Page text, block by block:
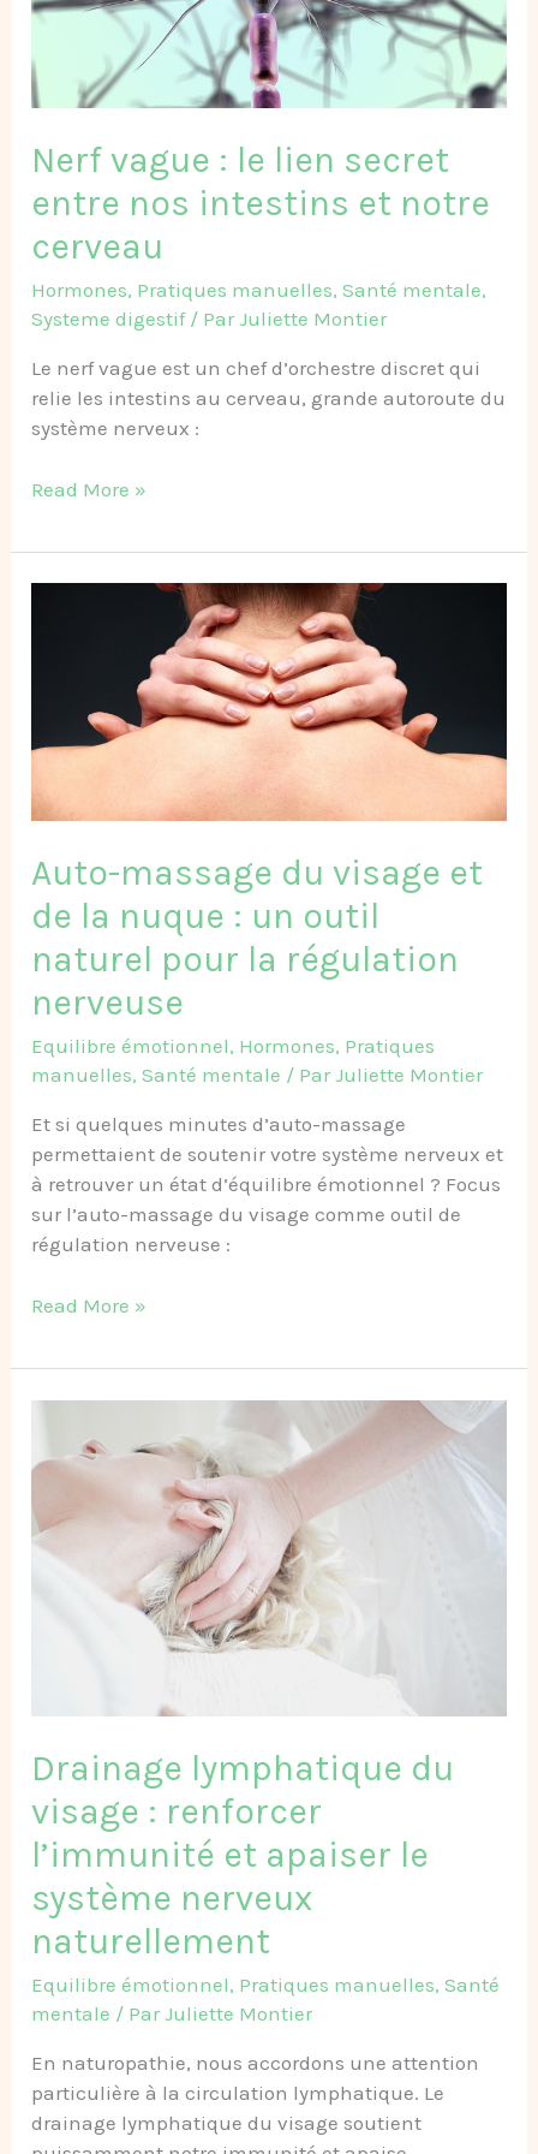
Nerf vague : le lien secret
entre nos intestins et notre
cerveau
Hormones, Pratiques manuelles,Santé mentale,
Systeme digestif/ ParJuliette Montier
Le nerf vague est un chef d’orchestre discret qui
relie les intestins au cerveau, grande autoroute du
système nerveux :
nos
intestins
notre
Read More »
Auto-massage du visage et
de la nuque : un outil
naturel pour la régulation
nerveuse
Equilibre émotionnel, Hormones, Pratiques
manuelles,Santé mentale / ParJuliette Montier
Et si quelques minutes d’auto-massage
permettaient de soutenir votre système nerveux et
à retrouver un état d’équilibre émotionnel ? Focus
sur l’auto-massage du visage comme outil de
régulation nerveuse :
de
nuque
un
outil
naturel
pour
régulation
nerveuse
Read More »
Drainage lymphatique du
visage : renforcer
l’immunité et apaiser le
système nerveux
naturellement
Equilibre émotionnel, Pratiques manuelles,Santé
mentale / ParJuliette Montier
En naturopathie, nous accordons une attention
particulière à la circulation lymphatique. Le
drainage lymphatique du visage soutient
lymphatique
du
visage
:
renforcer
l’immunité
système
naturellement